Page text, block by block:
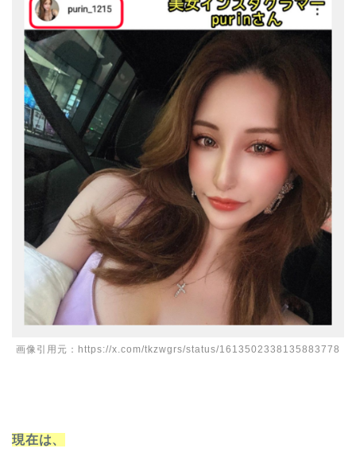
画像引用元：https://x.com/tkzwgrs/status/1613502338135883778
現在は、